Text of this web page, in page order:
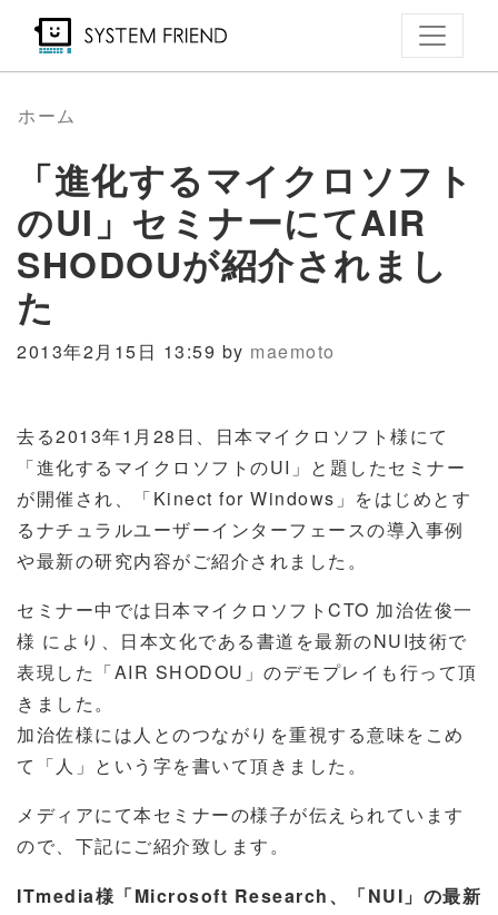
ン
コ
ツ
に
移
動
ホーム
「進化するマイクロソフト
のUI」セミナーにてAIR
SHODOUが紹介されまし
た
2013年2月15日 13:59 by maemoto
去る2013年1月28日、日本マイクロソフト様にて
「進化するマイクロソフトのUI」と題したセミナー
が開催され、「Kinect for Windows」をはじめとす
るナチュラルユーザーインターフェースの導入事例
や最新の研究内容がご紹介されました。
セミナー中では日本マイクロソフトCTO 加治佐俊一
様 により、日本文化である書道を最新のNUI技術で
表現した「AIR SHODOU」のデモプレイも行って頂
きました。
加治佐様には人とのつながりを重視する意味をこめ
て「人」という字を書いて頂きました。
メディアにて本セミナーの様子が伝えられています
ので、下記にご紹介致します。
ITmedia様「Microsoft Research、「NUI」の最新